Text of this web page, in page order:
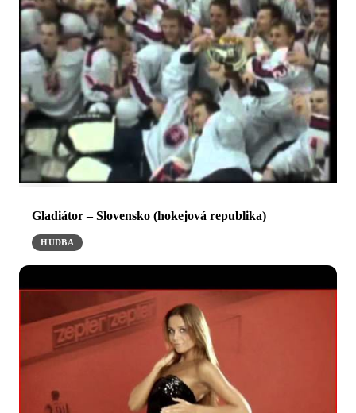
Gladiátor – Slovensko (hokejová republika)
HUDBA